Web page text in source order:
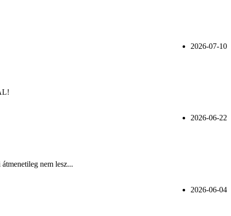
2026-07-10
2026-06-22
nem lesz...
2026-06-04